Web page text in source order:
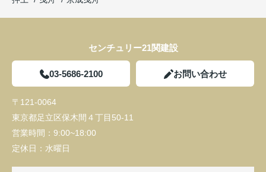
センチュリー21関建設
03-5686-2100 お問い合わせ
〒121-0064
東京都足立区保木間４丁目50-11
営業時間： 9:00~18:00
定休日： 水曜日